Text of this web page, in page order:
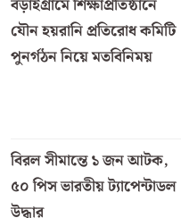
সিরাজগঞ্জের
একটি নির্মম বলি
মধ্যবয়সী নারী। আজ
দিকে সলঙ্গা থানার
বিটুমিনবাহী ট্যাংকলরি